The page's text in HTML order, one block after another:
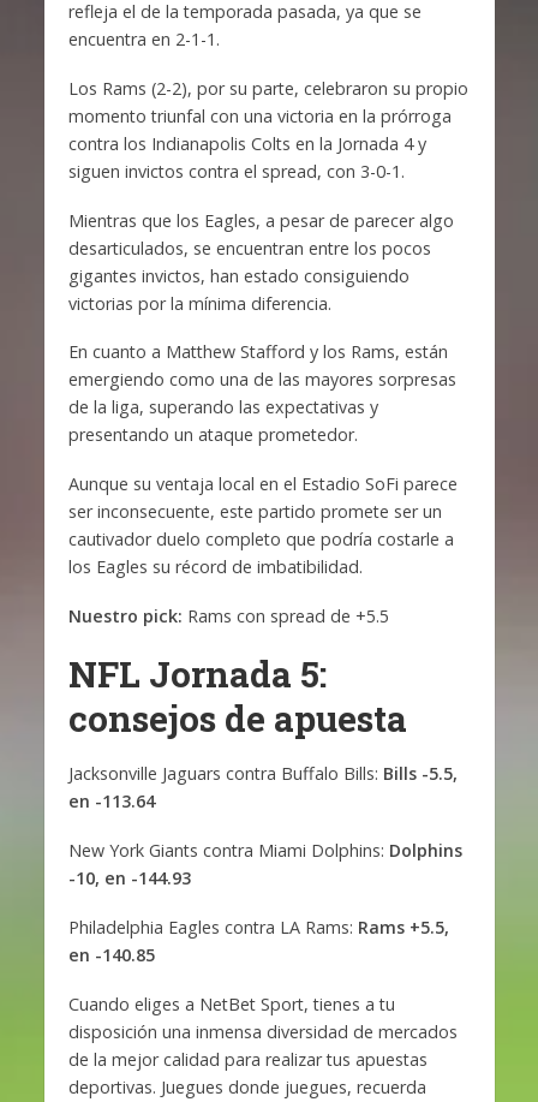
refleja el de la temporada pasada, ya que se
encuentra en 2-1-1.
Los Rams (2-2), por su parte, celebraron su propio
momento triunfal con una victoria en la prórroga
contra los Indianapolis Colts en la Jornada 4 y
siguen invictos contra el spread, con 3-0-1.
Mientras que los Eagles, a pesar de parecer algo
desarticulados, se encuentran entre los pocos
gigantes invictos, han estado consiguiendo
victorias por la mínima diferencia.
En cuanto a Matthew Stafford y los Rams, están
emergiendo como una de las mayores sorpresas
de la liga, superando las expectativas y
presentando un ataque prometedor.
Aunque su ventaja local en el Estadio SoFi parece
ser inconsecuente, este partido promete ser un
cautivador duelo completo que podría costarle a
los Eagles su récord de imbatibilidad.
Nuestro pick: Rams con spread de +5.5
NFL Jornada 5:
consejos de apuesta
Jacksonville Jaguars contra Buffalo Bills: Bills -5.5,
en -113.64
New York Giants contra Miami Dolphins: Dolphins
-10, en -144.93
Philadelphia Eagles contra LA Rams: Rams +5.5,
en -140.85
Cuando eliges a NetBet Sport, tienes a tu
disposición una inmensa diversidad de mercados
de la mejor calidad para realizar tus apuestas
deportivas. Juegues donde juegues, recuerda